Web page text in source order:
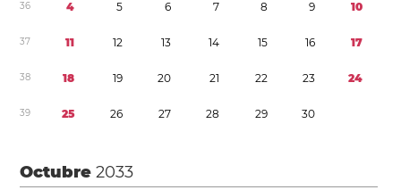
36 4 5 6 7 8 9 10
37 11 12 13 14 15 16 17
38 18 19 20 21 22 23 24
39 25 26 27 28 29 30
Octubre2033